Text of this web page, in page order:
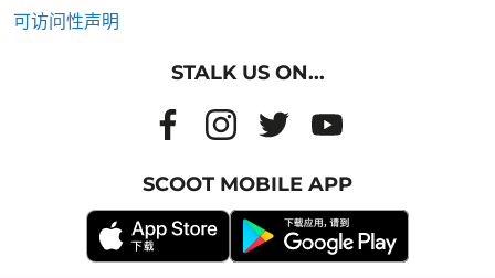
可访问性声明
STALK US ON...
SCOOT MOBILE APP